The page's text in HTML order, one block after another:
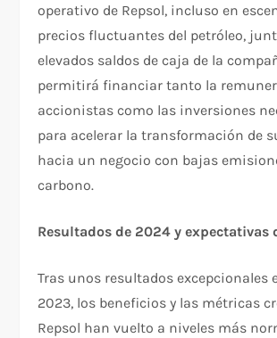
operativo de Repsol, incluso en
precios fluctuantes del petróleo,
elevados saldos de caja de la
permitirá financiar tanto la
accionistas como las inversiones
para acelerar la transformación de
hacia un negocio con bajas
carbono.
Resultados de 2024 y expectativas
Tras unos resultados excepcionales
2023, los beneficios y las métricas
Repsol han vuelto a niveles más